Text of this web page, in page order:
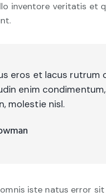
inventore veritatis et
eros et lacus rutrum
enim
molestie nisl.
iste natus error